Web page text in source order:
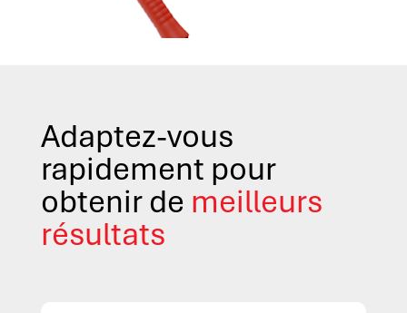
Adaptez-vous
rapidement pour
obtenir de meilleurs
résultats